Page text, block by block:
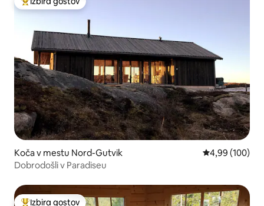
Najbolj priljubljena prenočišča z značko »Izbira gostov«
Koča v mestu Nord-Gutvik Povprečna
4,99 (100)
Dobrodošli v Paradiseu
Izbira gostov